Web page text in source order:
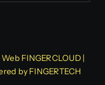
FINGERCLOUD|
by FINGERTECH